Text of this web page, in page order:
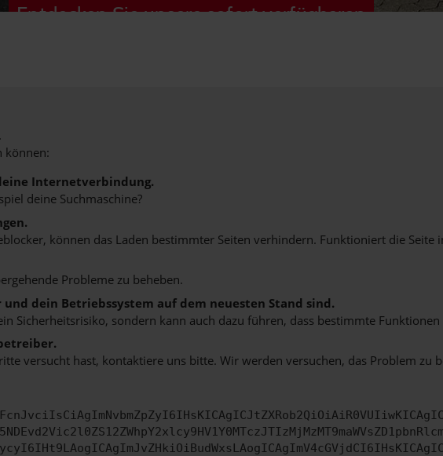
Entdecken Sie unsere sofort verfügbaren
können:
Internetverbindung.
deine Suchmaschine?
können das Laden bestimmter Seiten verhindern. Funktioniert die
Probleme zu beheben.
und dein Betriebssystem auf dem neuesten Stand sind.
Sicherheitsrisiko, sondern kann auch dazu führen, dass bestimmte
versucht hast, kontaktiere uns bitte. Wir werden versuchen, das Problem zu